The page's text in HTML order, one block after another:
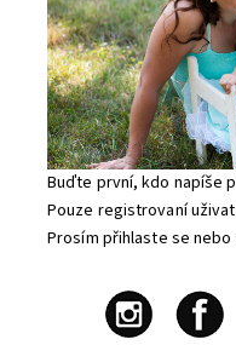
Buďte první, kdo napíše
Pouze registrovaní
Prosím přihlaste se nebo